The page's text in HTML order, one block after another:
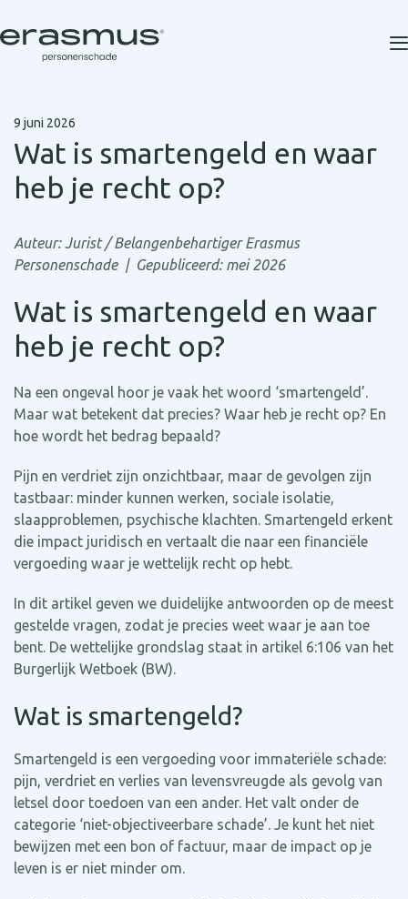
9 juni 2026
Wat is smartengeld en waar
heb je recht op?
Auteur: Jurist / Belangenbehartiger Erasmus
Personenschade | Gepubliceerd: mei 2026
Wat is smartengeld en waar
heb je recht op?
Na een ongeval hoor je vaak het woord ‘smartengeld’.
Maar wat betekent dat precies? Waar heb je recht op? En
hoe wordt het bedrag bepaald?
Pijn en verdriet zijn onzichtbaar, maar de gevolgen zijn
tastbaar: minder kunnen werken, sociale isolatie,
slaapproblemen, psychische klachten. Smartengeld erkent
die impact juridisch en vertaalt die naar een financiële
vergoeding waar je wettelijk recht op hebt.
In dit artikel geven we duidelijke antwoorden op de meest
gestelde vragen, zodat je precies weet waar je aan toe
bent. De wettelijke grondslag staat in artikel 6:106 van het
Burgerlijk Wetboek (BW).
Wat is smartengeld?
Smartengeld is een vergoeding voor immateriële schade:
pijn, verdriet en verlies van levensvreugde als gevolg van
letsel door toedoen van een ander. Het valt onder de
categorie ‘niet-objectiveerbare schade’. Je kunt het niet
bewijzen met een bon of factuur, maar de impact op je
leven is er niet minder om.